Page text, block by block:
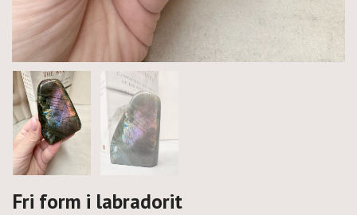
Fri form i labradorit